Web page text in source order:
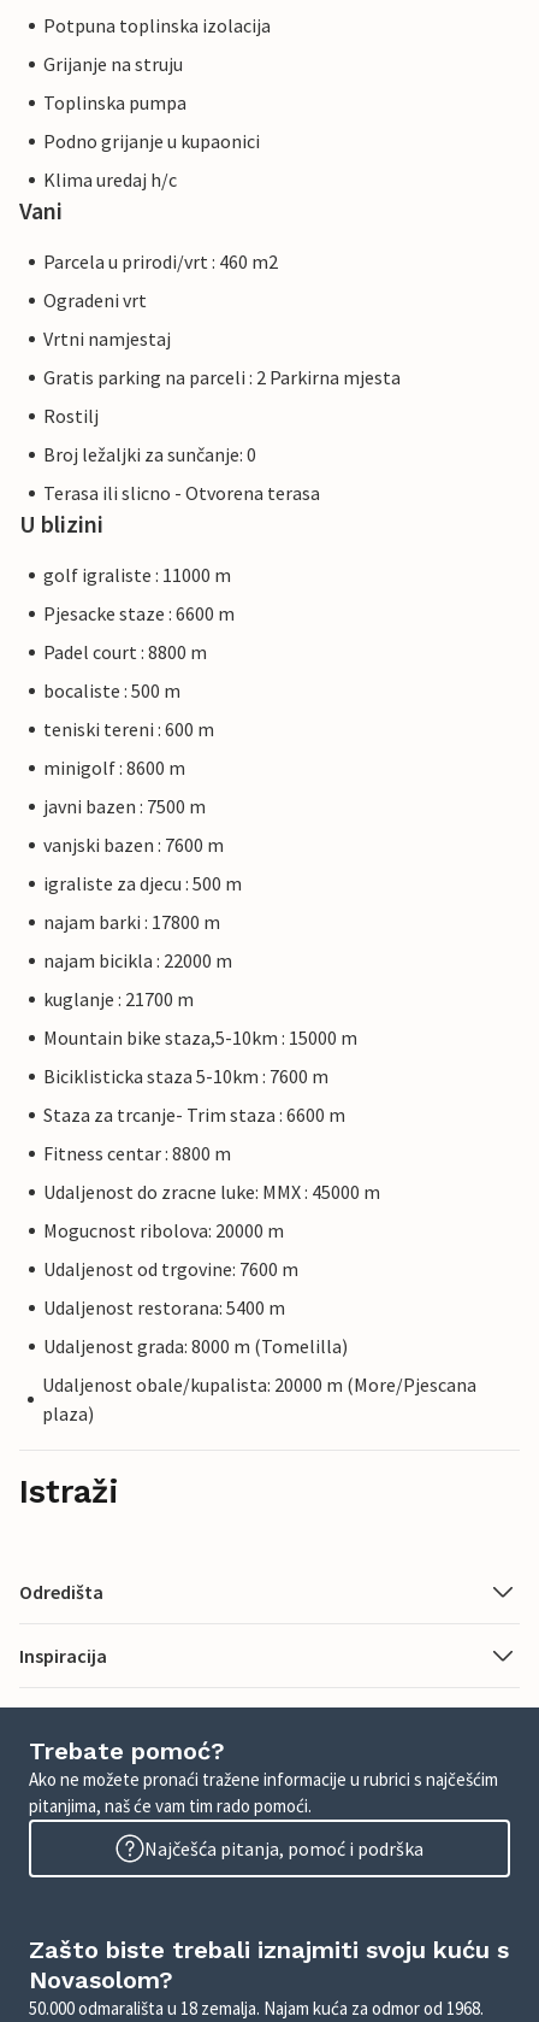
Potpuna toplinska izolacija
Grijanje na struju
Toplinska pumpa
Podno grijanje u kupaonici
Klima uredaj h/c
Vani
Parcela u prirodi/vrt : 460 m2
Ogradeni vrt
Vrtni namjestaj
Gratis parking na parceli : 2 Parkirna mjesta
Rostilj
Broj ležaljki za sunčanje: 0
Terasa ili slicno - Otvorena terasa
U blizini
golf igraliste : 11000 m
Pjesacke staze : 6600 m
Padel court : 8800 m
bocaliste : 500 m
teniski tereni : 600 m
minigolf : 8600 m
javni bazen : 7500 m
vanjski bazen : 7600 m
igraliste za djecu : 500 m
najam barki : 17800 m
najam bicikla : 22000 m
kuglanje : 21700 m
Mountain bike staza,5-10km : 15000 m
Biciklisticka staza 5-10km : 7600 m
Staza za trcanje- Trim staza : 6600 m
Fitness centar : 8800 m
Udaljenost do zracne luke: MMX : 45000 m
Mogucnost ribolova: 20000 m
Udaljenost od trgovine: 7600 m
Udaljenost restorana: 5400 m
Udaljenost grada: 8000 m (Tomelilla)
Udaljenost obale/kupalista: 20000 m (More/Pjescana
plaza)
Istraži
Odredišta
Inspiracija
Trebate pomoć?
Ako ne možete pronaći tražene informacije u rubrici s najčešćim
pitanjima, naš će vam tim rado pomoći.
Najčešća pitanja, pomoć i podrška
Zašto biste trebali iznajmiti svoju kuću s
Novasolom?
50.000 odmarališta u 18 zemalja. Najam kuća za odmor od 1968.